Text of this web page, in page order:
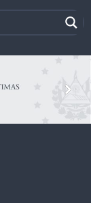
Next